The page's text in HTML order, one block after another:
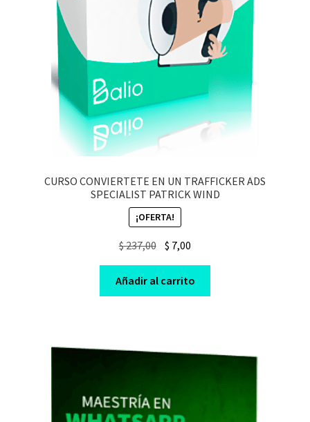
CURSO CONVIERTETE EN UN TRAFFICKER ADS
SPECIALIST PATRICK WIND
¡OFERTA!
$237,00 Original
price
was:
$ 237,00.
$ 7,00
price
is:
$ 7,00.
Añadir al carrito